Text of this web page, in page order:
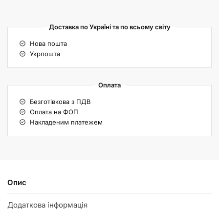
Доставка по Україні та по всьому світу
Нова пошта
Укрпошта
Оплата
Безготівкова з ПДВ
Оплата на ФОП
Накладеним платежем
Опис
Додаткова інформація